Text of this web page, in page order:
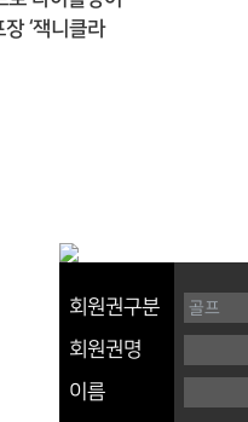
회원권구분
회원권명
이름